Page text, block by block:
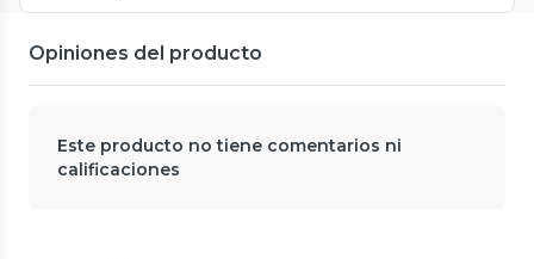
Opiniones del producto
Este producto no tiene comentarios ni
calificaciones